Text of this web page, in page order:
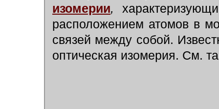
изомерии,
расположением атомов в
связей между собой.
оптическая изомерия. См.